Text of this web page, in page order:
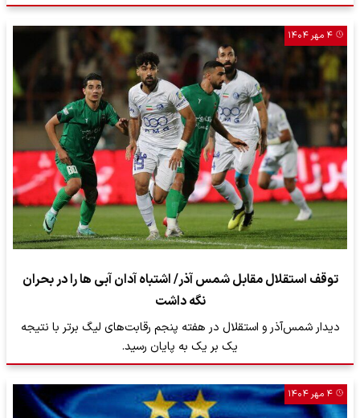
۴ مهر ۱۴۰۴
توقف استقلال مقابل شمس آذر/ اشتباه آدان آبی ها را در بحران
نگه داشت
دیدار شمس‌آذر و استقلال در هفته پنجم رقابت‌های لیگ برتر با نتیجه
یک بر یک به پایان رسید.
۴ مهر ۱۴۰۴